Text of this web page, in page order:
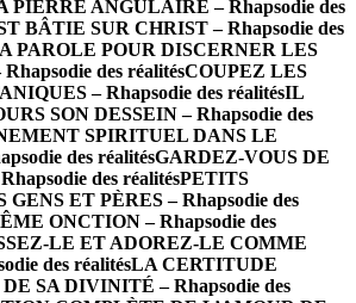
PIERRE ANGULAIRE – Rhapsodie des
BÂTIE SUR CHRIST – Rhapsodie des
PAROLE POUR DISCERNER LES
des réalitésCOUPEZ LES
– Rhapsodie des réalitésIL
SON DESSEIN – Rhapsodie des
SPIRITUEL DANS LE
des réalitésGARDEZ-VOUS DE
des réalitésPETITS
ET PÈRES – Rhapsodie des
ONCTION – Rhapsodie des
LE ET ADOREZ-LE COMME
des réalitésLA CERTITUDE
SA DIVINITÉ – Rhapsodie des